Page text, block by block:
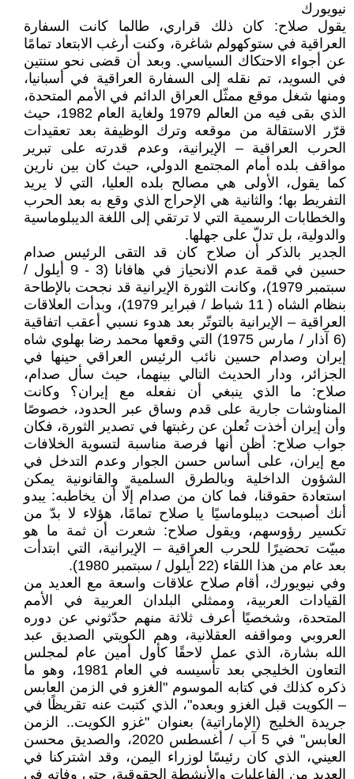
نيويورك
يقول صلاح: كان ذلك قراري، طالما كانت السفارة
العراقية في ستوكهولم شاغرة، وكنت أرغب الابتعاد تمامًا
عن أجواء الاحتكاك السياسي. وبعد أن قضى نحو سنتين
في السويد، تم نقله إلى السفارة العراقية في أسبانيا،
ومنها شغل موقع ممثّل العراق الدائم في الأمم المتحدة،
الذي بقى فيه من العالم 1979 ولغاية العام 1982، حيث
قرّر الاستقالة من موقعه وترك الوظيفة بعد تعقيدات
الحرب العراقية – الإيرانية، وعدم قدرته على تبرير
مواقف بلده أمام المجتمع الدولي، حيث كان بين نارين
كما يقول، الأولى هي مصالح بلده العليا، التي لا يريد
التفريط بها؛ والثانية هي الإحراج الذي وقع به بعد الحرب
والخطابات الرسمية التي لا ترتقي إلى اللغة الديبلوماسية
والدولية، بل تدلّ على جهلها.
الجدير بالذكر أن صلاح كان قد التقى الرئيس صدام
حسين في قمة عدم الانحياز في هافانا (3 - 9 أيلول /
سبتمبر 1979)، وكانت الثورة الإيرانية قد نجحت بالإطاحة
بنظام الشاه ( 11 شباط / فبراير 1979)، وبدأت العلاقات
العراقية – الإيرانية بالتوتّر بعد هدوء نسبي أعقب اتفاقية
(6 آذار / مارس 1975) التي وقعها محمد رضا بهلوي شاه
إيران وصدام حسين نائب الرئيس العراقي حينها في
الجزائر، ودار الحديث التالي بينهما، حيث سأل صدام،
صلاح: ما الذي ينبغي أن نفعله مع إيران؟ وكانت
المناوشات جارية على قدم وساق عبر الحدود، خصوصًا
وأن إيران أخذت تُعلن عن رغبتها في تصدير الثورة، فكان
جواب صلاح: أظن أنها فرصة مناسبة لتسوية الخلافات
مع إيران، على أساس حسن الجوار وعدم التدخل في
الشؤون الداخلية وبالطرق السلمية والقانونية يمكن
استعادة حقوقنا، فما كان من صدام إلّا أن يخاطبه: يبدو
أنك أصبحت ديبلوماسيًا يا صلاح تمامًا، هؤلاء لا بدّ من
تكسير رؤوسهم، ويقول صلاح: شعرت أن ثمة ما هو
مبيّت تحضيرًا للحرب العراقية – الإيرانية، التي ابتدأت
بعد عام من هذا اللقاء (22 أيلول / سبتمبر 1980).
وفي نيويورك، أقام صلاح علاقات واسعة مع العديد من
القيادات العربية، وممثلي البلدان العربية في الأمم
المتحدة، وشخصيًا أعرف ثلاثة منهم حدّثوني عن دوره
العروبي ومواقفه العقلانية، وهم الكويتي الصديق عبد
الله بشارة، الذي عمل لاحقًا كأول أمين عام لمجلس
التعاون الخليجي بعد تأسيسه في العام 1981، وهو ما
ذكره كذلك في كتابه الموسوم "الغزو في الزمن العابس
– الكويت قبل الغزو وبعده"، الذي كتبت عنه تقريظًا في
جريدة الخليج (الإماراتية) بعنوان "غزو الكويت.. الزمن
العابس" في 5 آب / أغسطس 2020، والصديق محسن
العيني، الذي كان رئيسًا لوزراء اليمن، وقد اشتركنا في
العديد من الفاعليات والأنشطة الحقوقية، حتى وفاته في